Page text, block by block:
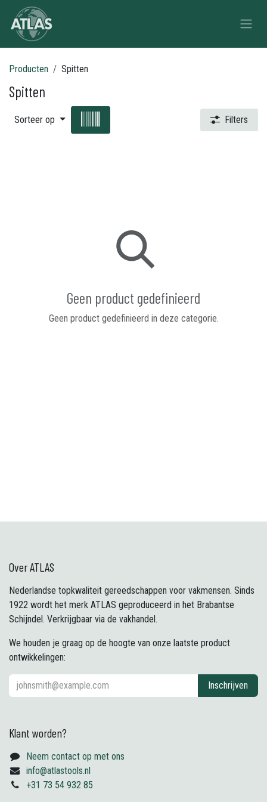
Overslaan naar inhoud
Producten Spitten
Spitten
Sorteer op Filters
Geen product gedefinieerd
Geen product gedefinieerd in deze categorie.
Over ATLAS
Nederlandse topkwaliteit gereedschappen voor vakmensen. Sinds
1922 wordt het merk ATLAS geproduceerd in het Brabantse
Schijndel. Verkrijgbaar via de vakhandel.
We houden je graag op de hoogte van onze laatste product
ontwikkelingen:
Inschrijven
Klant worden?
Neem contact op met ons
info@atlastools.nl
+31 73 54 932 85